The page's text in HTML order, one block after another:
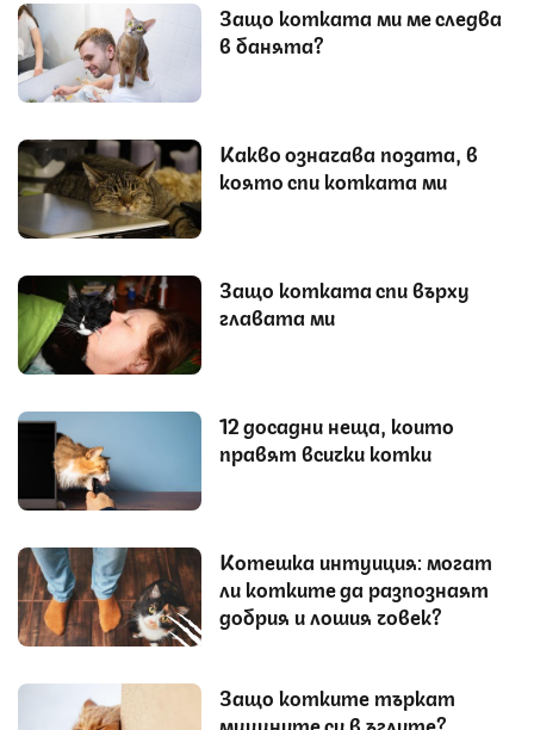
Защо котката ми ме следва
в банята?
Какво означава позата, в
която спи котката ми
Защо котката спи върху
главата ми
12 досадни неща, които
правят всички котки
Котешка интуиция: могат
ли котките да разпознаят
добрия и лошия човек?
Защо котките търкат
муцуните си в ъглите?